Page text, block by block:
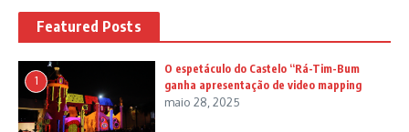
Featured Posts
1
O espetáculo do Castelo “Rá-Tim-Bum
ganha apresentação de video mapping
maio 28, 2025